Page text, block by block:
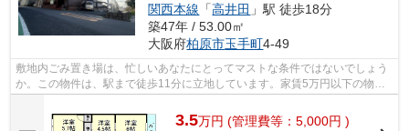
関西本線 「高井田 」駅 徒歩18分
築47年 / 53.00㎡
大阪府柏原市玉手町4-49
敷地内ごみ置き場は、忙しいあなたにとってマストな条件ではないでしょう
か。この物件は、駅まで徒歩11分に立地しています。家賃5万円以下の物件
です。「玉手山内外ハイツ」のここがイ...
3.5万円 (管理費等：5,000円 )